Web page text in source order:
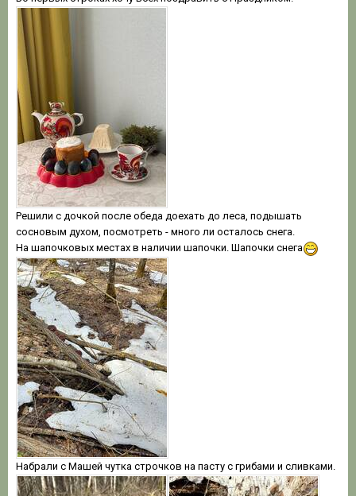
Решили с дочкой после обеда доехать до леса, подышать
сосновым духом, посмотреть - много ли осталось снега.
На шапочковых местах в наличии шапочки. Шапочки снега
Набрали с Машей чутка строчков на пасту с грибами и сливками.